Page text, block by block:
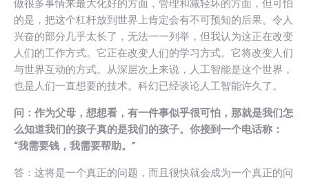
做很多事情来最大化好的方面，管理和减轻坏的方面，但可怕
的是，把这个杠杆放到世界上肯定会有不可预知的后果。令人
兴奋的部分几乎太长了，无法一一列举，但我认为这正在改变
人们的工作方式。它正在改变人们的学习方式。它将改变人们
与世界互动的方式。从深层次上来说，人工智能是这个世界，
也是人们一直想要的技术。科幻已经谈论人工智能许久了。
问：作为父母，想想看，有一件事似乎很可怕，那就是我们怎
么知道我们的孩子真的是我们的孩子。你接到一个电话称：
“我需要钱，我需要帮助。”
答：这将是一个真正的问题，而且很快就会成为一个真正的问